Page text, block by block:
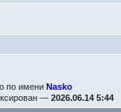
по имени Nasko
— 2026.06.14 5:44